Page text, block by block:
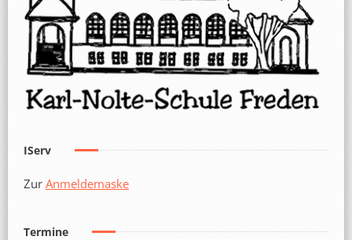
IServ
Zur Anmeldemaske
Termine